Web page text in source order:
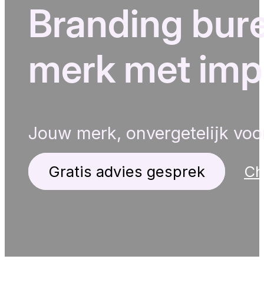
Branding
merk met
Jouw merk, onvergetelijk
Gratis advies gesprek